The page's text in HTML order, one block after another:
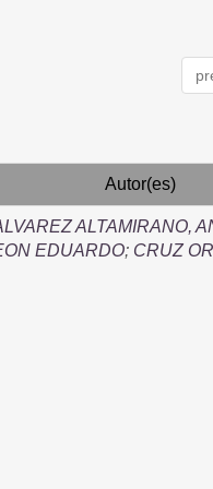
Autor(es)
ALTAMIRANO,
EDUARDO; CRUZ